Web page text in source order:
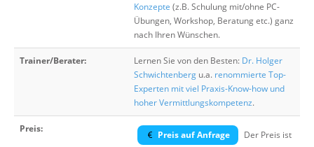
Konzepte (z.B. Schulung mit/ohne PC-
Übungen, Workshop, Beratung etc.) ganz
nach Ihren Wünschen.
Trainer/Berater: Lernen Sie von den Besten: Dr. Holger
Schwichtenberg u.a. renommierte Top-
Experten mit viel Praxis-Know-how und
hoher Vermittlungskompetenz.
Preis:
Preis auf Anfrage
Der Preis ist